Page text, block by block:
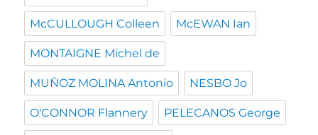
McCULLOUGH Colleen McEWAN Ian
MONTAIGNE Michel de
MUÑOZ MOLINA Antonio NESBO Jo
O'CONNOR Flannery PELECANOS George